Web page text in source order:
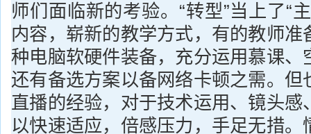
师们面临新的考验。“转型”当上了“
内容，崭新的教学方式，有的教师准
种电脑软硬件装备，充分运用慕课、
还有备选方案以备网络卡顿之需。但
直播的经验，对于技术运用、镜头感
以快速适应，倍感压力，手足无措。